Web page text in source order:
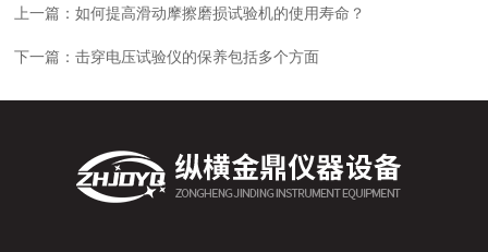
上一篇：如何提高滑动摩擦磨损试验机的使用寿命？
下一篇：击穿电压试验仪的保养包括多个方面